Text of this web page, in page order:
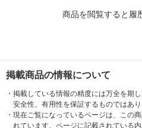
商品を閲覧すると履
掲載商品の情報について
・ 掲載している情報の精度には万全を期
安全性、有用性を保証するものではあり
・ 現在ご覧になっているページは、この
れています。ページに記載されている